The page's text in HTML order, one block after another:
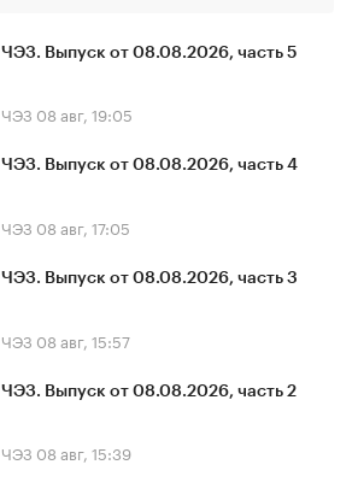
ЧЭЗ. Выпуск от 08.08.2026, часть 5
ЧЭЗ 08 авг, 19:05
ЧЭЗ. Выпуск от 08.08.2026, часть 4
ЧЭЗ 08 авг, 17:05
ЧЭЗ. Выпуск от 08.08.2026, часть 3
ЧЭЗ 08 авг, 15:57
ЧЭЗ. Выпуск от 08.08.2026, часть 2
ЧЭЗ 08 авг, 15:39